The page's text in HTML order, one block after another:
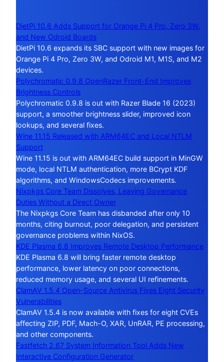
DietPi 10.6 Adds Support for Orange Pi 4 Pro, Zero 3W,
and New Odroid Boards
DietPi 10.6 expands its SBC support with new images for
Orange Pi 4 Pro, Zero 3W, and Odroid M1, M1S, and M2
devices.
Polychromatic 0.9.8 OpenRazer Front-End Improves
Brightness Controls
Polychromatic 0.9.8 is out with Razer Blade 16 (2023)
support, a smoother brightness slider, improved icon
lookups, and several fixes.
Wine 11.15 Released with ARM64EC and Local NTLM
Support
Wine 11.15 is out with ARM64EC build support in MinGW
mode, local NTLM authentication, more BCrypt KDF
algorithms, and WindowsCodecs improvements.
Nixpkgs Core Team Dissolves, Leaving Governance
Duties Without a Direct Owner
The Nixpkgs Core Team has disbanded after only 10
months, citing burnout, poor delegation, and persistent
governance problems within NixOS.
KDE Plasma 6.8 Improves Remote Desktop Performance
KDE Plasma 6.8 will bring faster remote desktop
performance, lower latency on poor connections,
reduced memory usage, and several UI refinements.
ClamAV 1.5.4 Open-Source Antivirus Fixes Eight Security
Vulnerabilities
ClamAV 1.5.4 is now available with fixes for eight CVEs
affecting ZIP, PDF, Mach-O, XAR, UnRAR, PE processing,
and other components.
Fastfetch 2.67 System Information Tool Adds New
Interactive Configuration Generator